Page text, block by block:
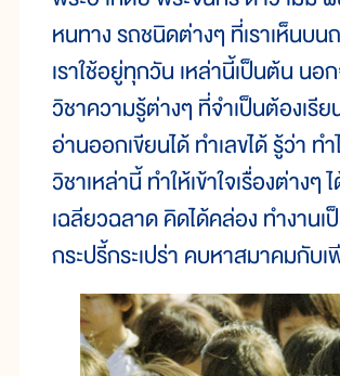
หนทาง รถชนิดต่างๆ ที่เราเห็นบน
เราใช้อยู่ทุกวัน เหล่านี้เป็นต้น นอ
วิชาความรู้ต่างๆ ที่จำเป็นต้องเรีย
อ่านออกเขียนได้ ทำเลขได้ รู้ว่า ท
วิชาเหล่านี้ ทำให้เข้าใจเรื่องต่างๆ
เฉลียวฉลาด คิดได้คล่อง ทำงานเ
กระปรี้กระเปร่า คบหาสมาคมกับ